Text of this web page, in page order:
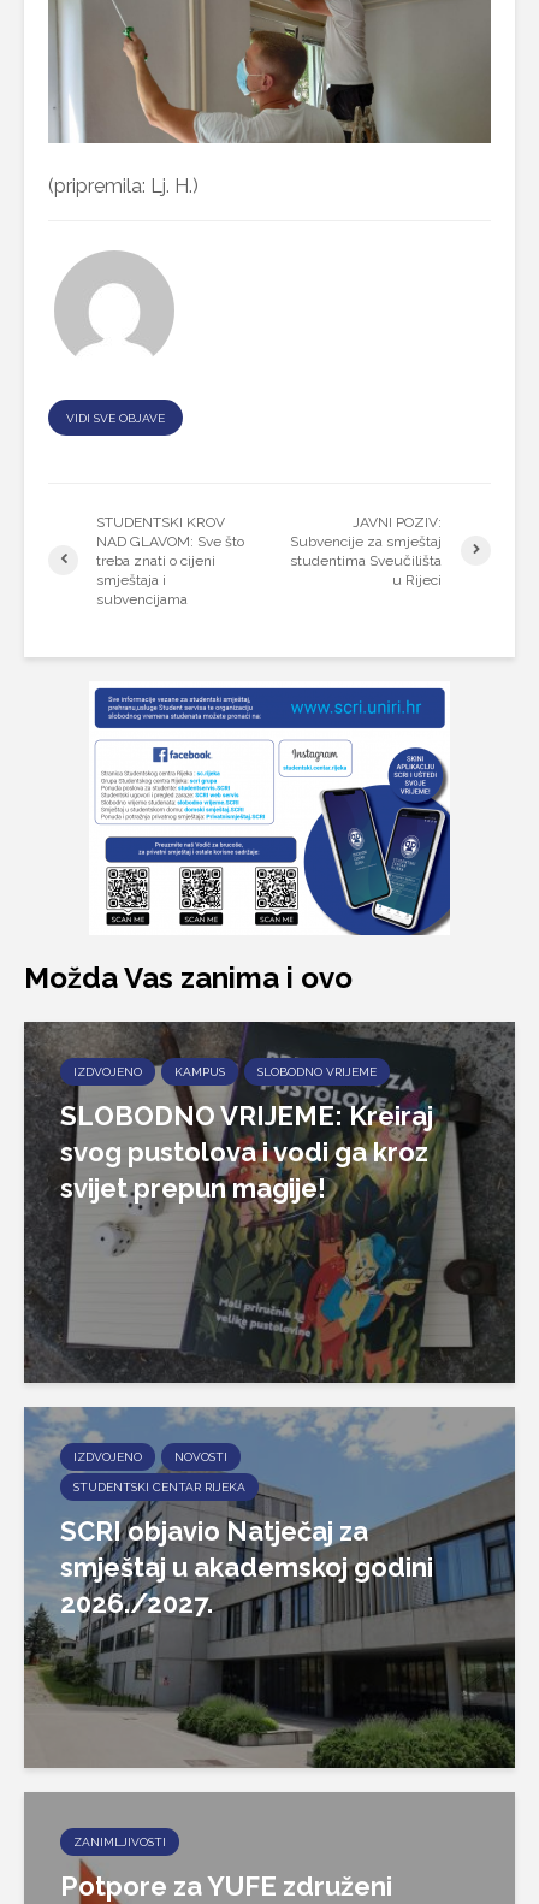
(pripremila: Lj. H.)
VIDI SVE OBJAVE
STUDENTSKI KROV
NAD GLAVOM: Sve što
treba znati o cijeni
smještaja i
subvencijama
JAVNI POZIV:
Subvencije za smještaj
studentima Sveučilišta
u Rijeci
Možda Vas zanima i ovo
IZDVOJENO KAMPUS SLOBODNO VRIJEME
SLOBODNO VRIJEME: Kreiraj
svog pustolova i vodi ga kroz
svijet prepun magije!
IZDVOJENO NOVOSTI
STUDENTSKI CENTAR RIJEKA
SCRI objavio Natječaj za
smještaj u akademskoj godini
2026./2027.
ZANIMLJIVOSTI
Potpore za YUFE združeni